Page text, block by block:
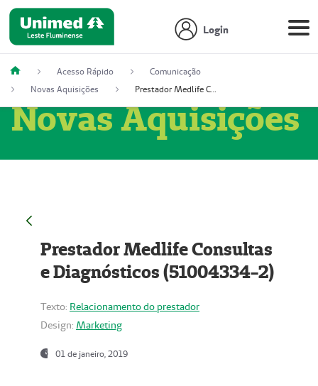
Login
Acesso Rápido
Comunicação
Novas Aquisições
Prestador Medlife Consultas e Diagnósticos (51004334-2)
Novas Aquisições
Prestador Medlife Consultas
e Diagnósticos (51004334-2)
Texto: Relacionamento do prestador
Design: Marketing
01 de janeiro, 2019